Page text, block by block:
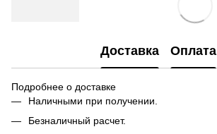
Доставка Оплата
Подробнее о доставке
Наличными при получении.
Безналичный расчет.